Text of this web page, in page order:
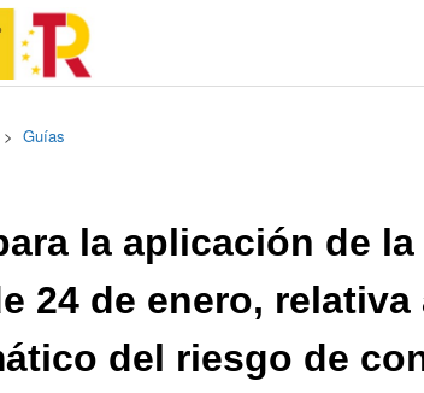
Guías
la aplicación de la
24 de enero, relativa
del riesgo de